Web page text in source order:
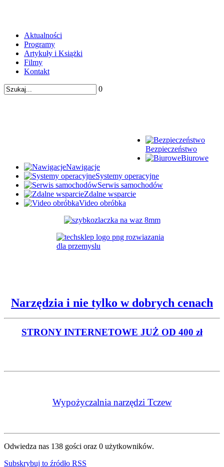
Aktualności
Programy
Artykuły i Książki
Filmy
Kontakt
0
Bezpieczeństwo
Biurowe
Nawigacje
Systemy operacyjne
Serwis samochodów
Zdalne wsparcie
Video obróbka
Narzędzia i nie tylko w dobrych cenach
STRONY INTERNETOWE JUŻ OD 400 zł
Wypożyczalnia narzędzi Tczew
Odwiedza nas 138 gości oraz 0 użytkowników.
Subskrybuj to źródło RSS